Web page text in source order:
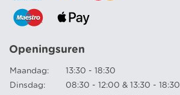
Openingsuren
Maandag:
13:30 - 18:30
Dinsdag:
08:30 - 12:00 & 13:30 - 18:30